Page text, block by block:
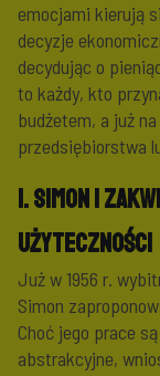
emocjami kierują
decyzje
decydując o
to każdy, kto
budżetem, a już
przedsiębiorstwa
1. Simon i
użyteczności
Już w 1956 r.
Simon
Choć jego prace
abstrakcyjne,